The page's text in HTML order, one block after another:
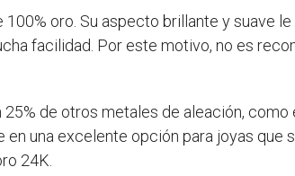
oro. Su aspecto brillante y suave
facilidad. Por este motivo, no es
de otros metales de aleación,
una excelente opción para joyas que
24K.